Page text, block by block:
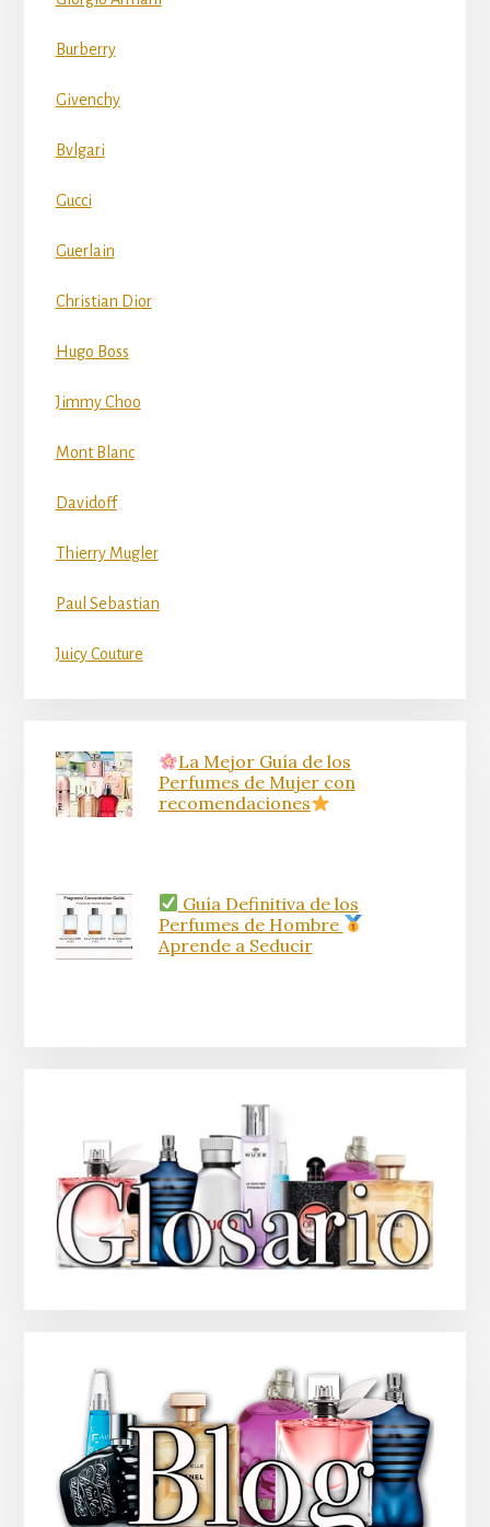
Burberry
Givenchy
Bvlgari
Gucci
Guerlain
Christian Dior
Hugo Boss
Jimmy Choo
Mont Blanc
Davidoff
Thierry Mugler
Paul Sebastian
Juicy Couture
La Mejor Guía de los
Perfumes de Mujer con
recomendaciones
Guía Definitiva de los
Perfumes de Hombre
Aprende a Seducir